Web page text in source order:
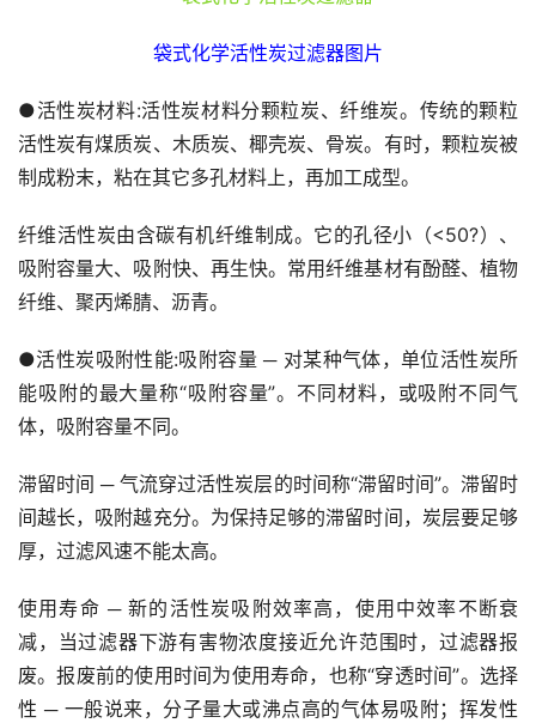
袋式化学活性炭过滤器图片
●活性炭材料:活性炭材料分颗粒炭、纤维炭。传统的颗粒
活性炭有煤质炭、木质炭、椰壳炭、骨炭。有时，颗粒炭被
制成粉末，粘在其它多孔材料上，再加工成型。
纤维活性炭由含碳有机纤维制成。它的孔径小（<50?）、
吸附容量大、吸附快、再生快。常用纤维基材有酚醛、植物
纤维、聚丙烯腈、沥青。
●活性炭吸附性能:吸附容量 ─ 对某种气体，单位活性炭所
能吸附的最大量称“吸附容量”。不同材料，或吸附不同气
体，吸附容量不同。
滞留时间 ─ 气流穿过活性炭层的时间称“滞留时间”。滞留时
间越长，吸附越充分。为保持足够的滞留时间，炭层要足够
厚，过滤风速不能太高。
使用寿命 ─ 新的活性炭吸附效率高，使用中效率不断衰
减，当过滤器下游有害物浓度接近允许范围时，过滤器报
废。报废前的使用时间为使用寿命，也称“穿透时间”。选择
性 ─ 一般说来，分子量大或沸点高的气体易吸附；挥发性